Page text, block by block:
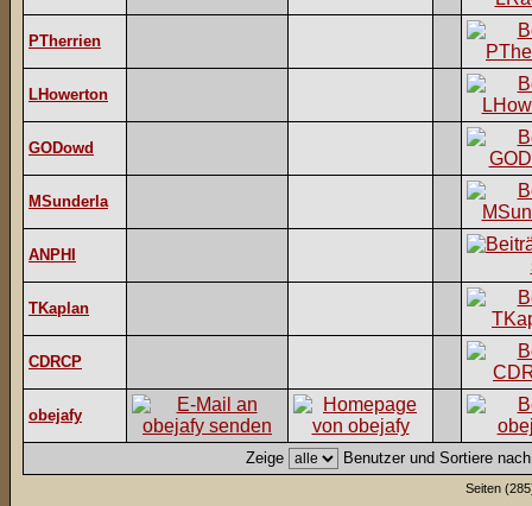
PTherrien
LHowerton
GODowd
MSunderla
ANPHI
TKaplan
CDRCP
obejafy
Zeige Benutzer und Sortiere
Seiten